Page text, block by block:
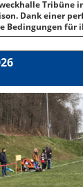
Tribüne
Dank einer
Bedingungen für